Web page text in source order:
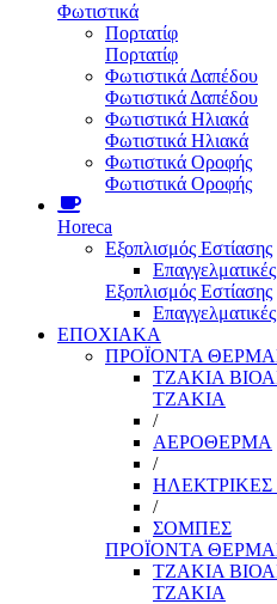
Φωτιστικά
Πορτατίφ
Πορτατίφ
Φωτιστικά Δαπέδου
Φωτιστικά Δαπέδου
Φωτιστικά Ηλιακά
Φωτιστικά Ηλιακά
Φωτιστικά Οροφής
Φωτιστικά Οροφής
Horeca
Εξοπλισμός Εστίασης
Εξοπλισμός Εστίασης
ΕΠΟΧΙΑΚΑ
ΠΡΟΪΟΝΤΑ
ΤΖΑΚΙΑ
ΤΖΑΚΙΑ
/
ΑΕΡΟΘΕΡΜΑ
/
/
ΣΟΜΠΕΣ
ΠΡΟΪΟΝΤΑ
ΤΖΑΚΙΑ
ΤΖΑΚΙΑ